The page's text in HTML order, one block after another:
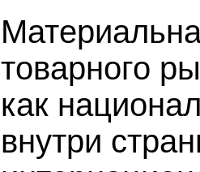
товарного
как
внутри